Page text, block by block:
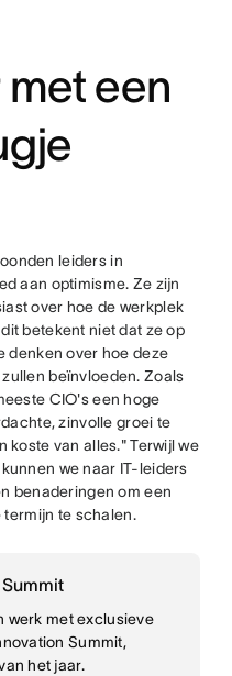
met een
leiders in
aan optimisme. Ze zijn
over hoe de werkplek
betekent niet dat ze op
denken over hoe deze
beïnvloeden. Zoals
CIO's een hoge
zinvolle groei te
koste van alles." Terwijl we
we naar IT-leiders
benaderingen om een
te schalen.
werk met exclusieve
Summit,
het jaar.